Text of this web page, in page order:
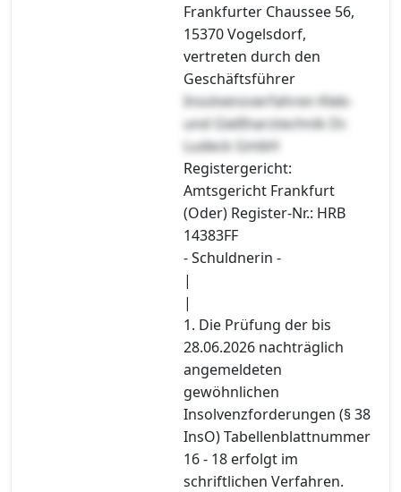
Frankfurter Chaussee 56,
15370 Vogelsdorf,
vertreten durch den
Geschäftsführer
Insolvenzverfahren Kleb-
und Gießharztechnik Dr.
Ludeck GmbH
Registergericht:
Amtsgericht Frankfurt
(Oder) Register-Nr.: HRB
14383FF
- Schuldnerin -
|
|
1. Die Prüfung der bis
28.06.2026 nachträglich
angemeldeten
gewöhnlichen
Insolvenzforderungen (§ 38
InsO) Tabellenblattnummer
16 - 18 erfolgt im
schriftlichen Verfahren.